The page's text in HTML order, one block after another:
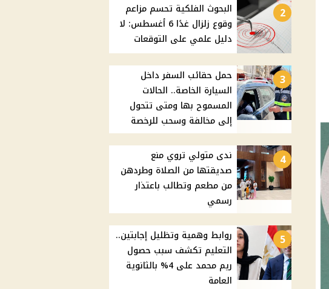
2
البحوث الفلكية تحسم مزاعم
وقوع زلزال غدًا 6 أغسطس: لا
دليل علمي على التوقعات
3
حمل حقائب السفر داخل
السيارة الخاصة.. الحالات
المسموح بها ومتى تتحول
إلى مخالفة وسحب للرخصة
4
ندى متولي تروي منع
صديقتها من الصلاة وطردهن
من مطعم وتطالب باعتذار
رسمي
5
روابط وهمية وتظليل إجابتين..
التعليم تكشف سبب حصول
ريم محمد على 4% بالثانوية
العامة